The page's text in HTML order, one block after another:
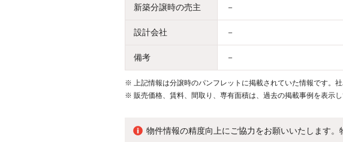
新築分譲時の売主 －
設計会社 －
備考 －
※
上記情報は分譲時のパンフレットに掲載されていた情報です。
※ 販売価格、賃料、間取り、専有面積は、過去の掲載事例を表示し
物件情報の精度向上にご協力をお願いいたします